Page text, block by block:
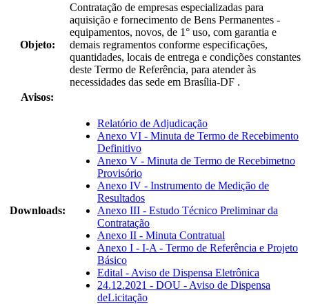
Objeto:
Contratação de empresas especializadas para
aquisição e fornecimento de Bens Permanentes -
equipamentos, novos, de 1° uso, com garantia e
demais regramentos conforme especificações,
quantidades, locais de entrega e condições constantes
deste Termo de Referência, para atender às
necessidades das sede em Brasília-DF .
Avisos:
Downloads:
Relatório de Adjudicação
Anexo VI - Minuta de Termo de Recebimento
Definitivo
Anexo V - Minuta de Termo de Recebimetno
Provisório
Anexo IV - Instrumento de Medição de
Resultados
Anexo III - Estudo Técnico Preliminar da
Contratação
Anexo II - Minuta Contratual
Anexo I - I-A - Termo de Referência e Projeto
Básico
Edital - Aviso de Dispensa Eletrônica
24.12.2021 - DOU - Aviso de Dispensa
deLicitação